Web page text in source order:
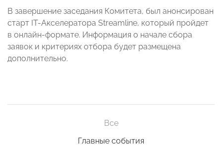
В завершение заседания Комитета, был анонсирован
старт IT-Акселератора Streamline, который пройдет
в онлайн-формате. Информация о начале сбора
заявок и критериях отбора будет размещена
дополнительно.
Все
Главные события